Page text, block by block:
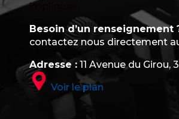
impliqués.
Besoin d’un renseignement
contactez nous directement
Adresse :11 Avenue du Girou,
Voir le plan